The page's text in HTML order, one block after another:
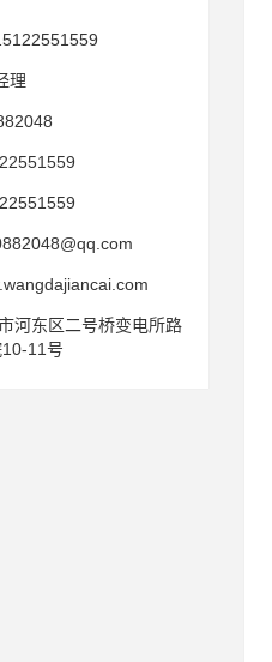
理
河东区二号桥变电所路
11号